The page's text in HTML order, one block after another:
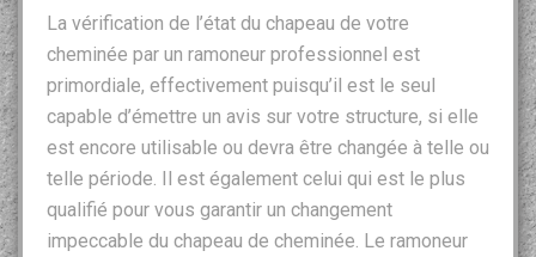
La vérification de l’état du chapeau de votre
cheminée par un ramoneur professionnel est
primordiale, effectivement puisqu’il est le seul
capable d’émettre un avis sur votre structure, si elle
est encore utilisable ou devra être changée à telle ou
telle période. Il est également celui qui est le plus
qualifié pour vous garantir un changement
impeccable du chapeau de cheminée. Le ramoneur